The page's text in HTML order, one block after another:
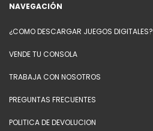
NAVEGACIÓN
¿COMO DESCARGAR JUEGOS DIGITALES?
VENDE TU CONSOLA
TRABAJA CON NOSOTROS
PREGUNTAS FRECUENTES
POLITICA DE DEVOLUCION